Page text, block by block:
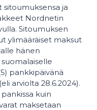
ja
Nordnetin
Sitoumuksen
ylimääräiset maksut
hänen
pankkipäivänä
arviolta 28.6.2024).
kuin
maksetaan